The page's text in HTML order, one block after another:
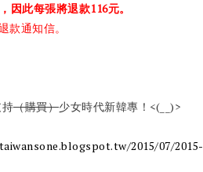
因此每張將退款116元。
通知信。
（購買）少女時代新韓專！<(__)>
2015/07/2015-